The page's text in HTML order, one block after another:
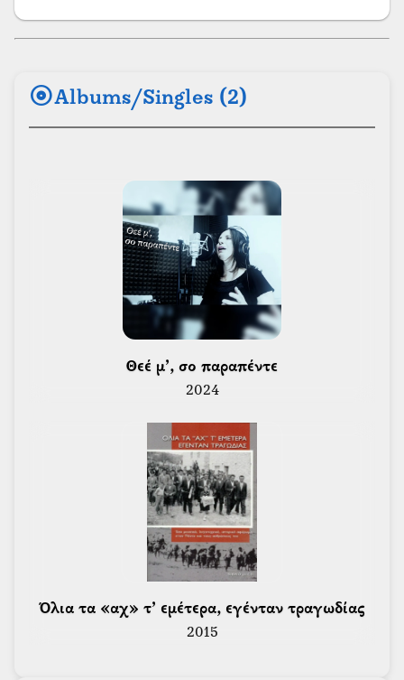
albumAlbums/Singles (2)
Θεέ μ’, σο παραπέντε
2024
Όλια τα «αχ» τ’ εμέτερα, εγένταν τραγωδίας
2015